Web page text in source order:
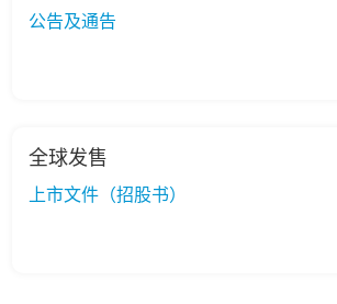
公告及通告
全球发售
上市文件（招股书）